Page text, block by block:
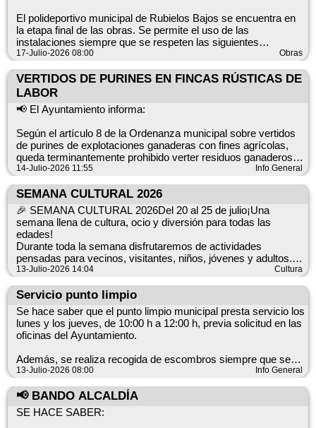
horas, quién quiera participar que se ponga en contacto con
VERO (Escuela de Verano)
Os recordamos que para los talleres (Experimentos y Tote
Bag) es imprescindible inscribirse previamente en el
Ayuntamiento. Aforo limitado.
Para la visita a la Cueva (Lunes 20 por la tarde) hay que
Os adjuntamos cartel con toda la información
El polideportivo municipal de Rubielos Bajos se encuentra en
la etapa final de las obras. Se permite el uso de las
instalaciones siempre que se respeten las siguientes
indicaciones:
entorpecer sus tareas. Permitir el correcto secado de las
pinturas que se aplicarán próximamente. Hacer un uso
correcto y responsable de las instalaciones. También hemos
conseguido recuperar el funcionamiento de la fuente de agua.
Disculpen las molestias.
ℹ️ Datos clave:
Lugar: Polideportivo municipal de Rubielos Bajos. Estado:
etapa final de las obras. Condiciones de uso: respetar horarios
de trabajo y el secado de pinturas.
17-Julio-2026 08:00 Obras
VERTIDOS DE PURINES EN FINCAS RÚSTICAS DE
LABOR
📢 El Ayuntamiento informa:
Según el artículo 8 de la Ordenanza municipal sobre vertidos
de purines de explotaciones ganaderas con fines agrícolas,
queda terminantemente prohibido verter residuos ganaderos
en fincas rústicas de labor desde el 1 de julio hasta el 30 de
El incumplimiento de lo establecido en dicho artículo
constituye una infracción de la ordenanza y conllevará sanción
administrativa de 150 a 1.500 euros.
Rogamos la colaboración de las vecinas y los vecinos y del
sector agrícola para mantener las condiciones de salubridad,
higiene y disfrute de nuestro entorno.
Datos clave
Normativa: artículo 8 de la Ordenanza municipal sobre
vertidos de purines de explotaciones ganaderas con fines
agrícolas. Prohibición: verter residuos ganaderos en fincas
Sanción: multa administrativa de 150 a 1.500 euros.
14-Julio-2026 11:55 Info General
SEMANA CULTURAL 2026
🎉 SEMANA CULTURAL 2026Del 20 al 25 de julio¡Una
semana llena de cultura, ocio y diversión para todas las
edades!
Durante toda la semana disfrutaremos de actividades
pensadas para vecinos, visitantes, niños, jóvenes y adultos.
Actividades programadas
🏞️ Visitas guiadas a la cueva. Lunes 20 de julio por la tarde,
previa cita.
🗺️ Búsqueda del tesoro. Lunes 20 de julio, tarde-noche.
👜 Taller de decoración de tote bag (mayores de 18 años).
Aforo limitado: 15 personas. Imprescindible inscripción hasta
agotar plaza.
✨ Taller de astrología.
Actividad para todos los públicos. Sin límite de público.
13-Julio-2026 14:04 Cultura
Servicio punto limpio
Se hace saber que el punto limpio municipal presta servicio los
lunes y los jueves, de 10:00 h a 12:00 h, previa solicitud en las
oficinas del Ayuntamiento.
Además, se realiza recogida de escombros siempre que se
trate de pequeñas cantidades.
Recordamos que abandonar objetos en la vía pública o
depositarlos en contenedores incorrectos constituye una
infracción grave.
13-Julio-2026 08:00 Info General
📢 BANDO ALCALDÍA
SE HACE SABER: